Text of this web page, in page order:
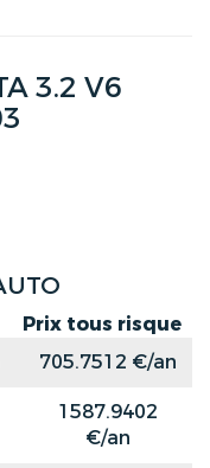
3.2 V6
Prix tous risque
705.7512 €/an
1587.9402
€/an